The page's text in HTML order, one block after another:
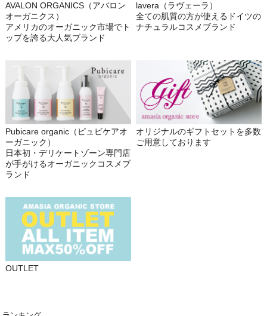
AVALON ORGANICS（アバロン
オーガニクス）
アメリカのオーガニック市場でト
ップを誇る大人気ブランド
lavera（ラヴェーラ）
全ての肌質の方が使えるドイツの
ナチュラルコスメブランド
Pubicare organic（ピュビケアオ
ーガニック）
日本初・デリケートゾーン専門店
が手がけるオーガニックコスメブ
ランド
オリジナルのギフトセットを多数
ご用意しております
OUTLET